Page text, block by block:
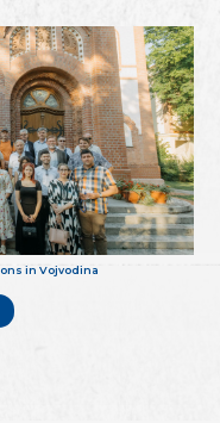
in Vojvodina